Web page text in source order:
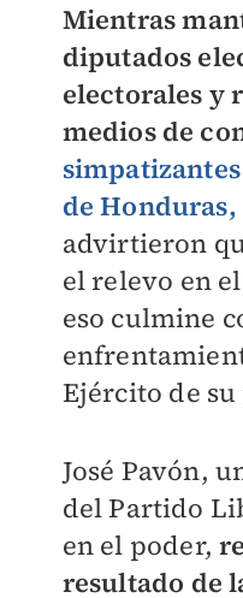
Mientras
diputados
electorales y
medios de
de Honduras,
advirtieron
el relevo en
eso culmine
Ejército de su
José Pavón,
del Partido
en el poder,
resultado de